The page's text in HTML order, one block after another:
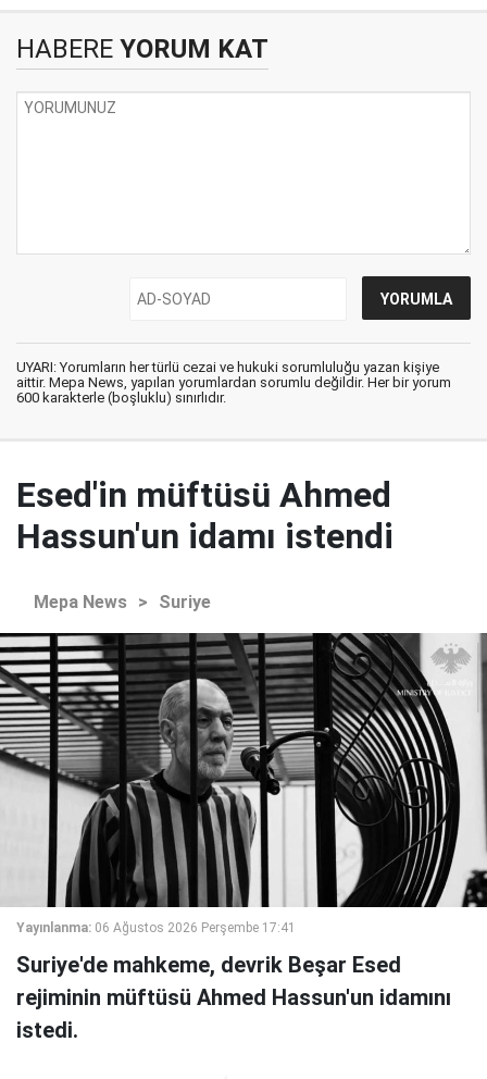
HABERE YORUM KAT
UYARI: Yorumların her türlü cezai ve hukuki sorumluluğu yazan kişiye
aittir. Mepa News, yapılan yorumlardan sorumlu değildir. Her bir yorum
600 karakterle (boşluklu) sınırlıdır.
Esed'in müftüsü Ahmed
Hassun'un idamı istendi
Mepa News > Suriye
Yayınlanma: 06 Ağustos 2026 Perşembe 17:41
Suriye'de mahkeme, devrik Beşar Esed
rejiminin müftüsü Ahmed Hassun'un idamını
istedi.